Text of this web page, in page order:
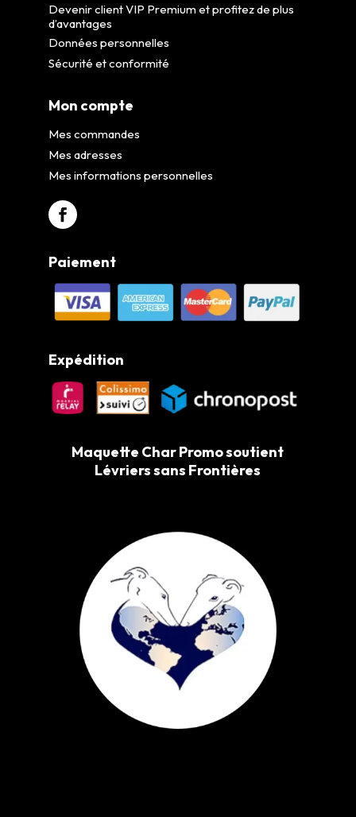
Devenir client VIP Premium et profitez de plus
d’avantages
Données personnelles
Sécurité et conformité
Mon compte
Mes commandes
Mes adresses
Mes informations personnelles
Paiement
Expédition
Maquette Char Promo soutient
Lévriers sans Frontières